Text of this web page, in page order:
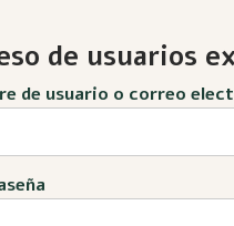
de usuarios
de usuario o correo